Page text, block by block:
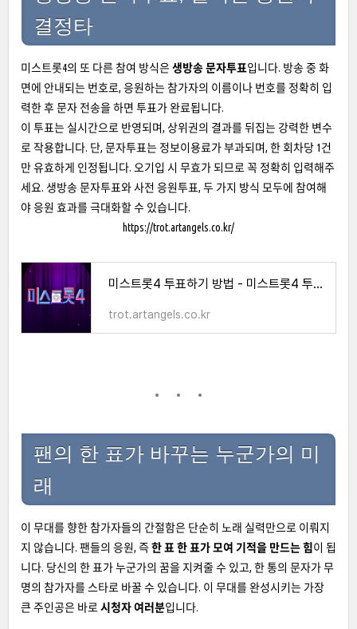
결정타
미스트롯4의 또 다른 참여 방식은 생방송 문자투표입니다. 방송 중 화
면에 안내되는 번호로, 응원하는 참가자의 이름이나 번호를 정확히 입
력한 후 문자 전송을 하면 투표가 완료됩니다.
이 투표는 실시간으로 반영되며, 상위권의 결과를 뒤집는 강력한 변수
로 작용합니다. 단, 문자투표는 정보이용료가 부과되며, 한 회차당 1건
만 유효하게 인정됩니다. 오기입 시 무효가 되므로 꼭 정확히 입력해주
세요. 생방송 문자투표와 사전 응원투표, 두 가지 방식 모두에 참여해
야 응원 효과를 극대화할 수 있습니다.
https://trot.artangels.co.kr/
미스트롯4 투표하기 방법 - 미스트롯4 투표하기
trot.artangels.co.kr
팬의 한 표가 바꾸는 누군가의 미
래
이 무대를 향한 참가자들의 간절함은 단순히 노래 실력만으로 이뤄지
지 않습니다. 팬들의 응원, 즉한 표 한 표가 모여 기적을 만드는 힘이 됩
니다. 당신의 한 표가 누군가의 꿈을 지켜줄 수 있고, 한 통의 문자가 무
명의 참가자를 스타로 바꿀 수 있습니다. 이 무대를 완성시키는 가장
큰 주인공은 바로 시청자 여러분입니다.